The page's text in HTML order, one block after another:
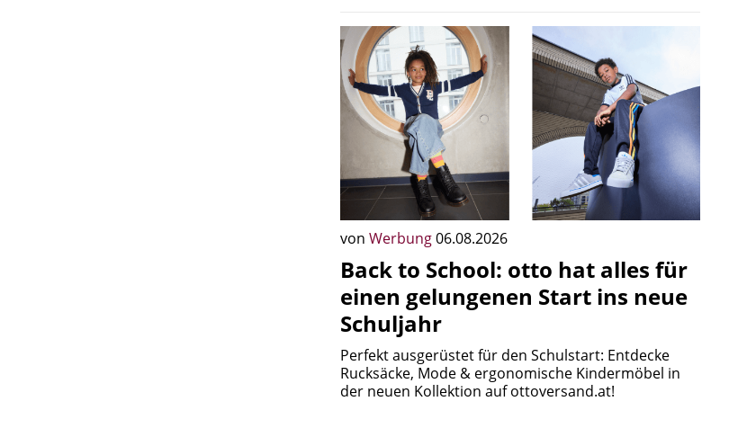
von Werbung06.08.2026
Back to School: otto hat alles für
einen gelungenen Start ins neue
Schuljahr
Perfekt ausgerüstet für den Schulstart: Entdecke
Rucksäcke, Mode & ergonomische Kindermöbel in
der neuen Kollektion auf ottoversand.at!